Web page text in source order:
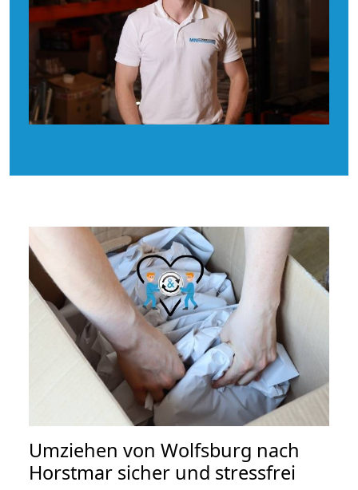
Umziehen von Wolfsburg nach
Horstmar sicher und stressfrei